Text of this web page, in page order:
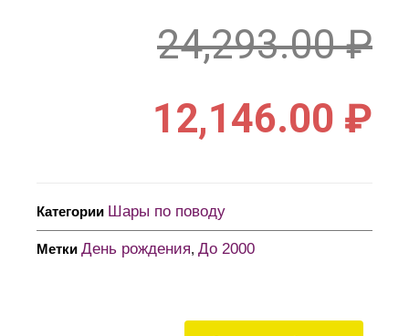
24,293.00₽
12,146.00 ₽
Категории Шары по поводу
Метки День рождения, До 2000